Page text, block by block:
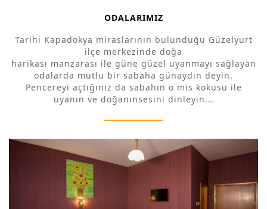
ODALARIMIZ
Tarihi Kapadokya miraslarının bulunduğu Güzelyurt
ilçe merkezinde doğa
harikası manzarası ile güne güzel uyanmayı sağlayan
odalarda mutlu bir sabaha günaydın deyin.
Pencereyi açtığınız da sabahın o mis kokusu ile
uyanın ve doğanınsesini dinleyin...